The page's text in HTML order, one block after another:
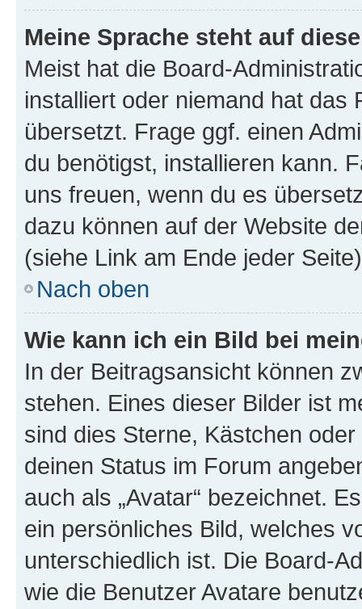
Meine Sprache steht auf
Meist hat die Board-
installiert oder niemand hat das
übersetzt. Frage ggf. einen
du benötigst, installieren kann.
uns freuen, wenn du es
dazu können auf der Website
(siehe Link am Ende jeder
Nach oben
Wie kann ich ein Bild bei
In der Beitragsansicht können
stehen. Eines dieser Bilder ist
sind dies Sterne, Kästchen
deinen Status im Forum
auch als „Avatar“ bezeichnet.
ein persönliches Bild, welches
unterschiedlich ist. Die Board-
wie die Benutzer Avatare